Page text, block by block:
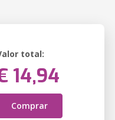
total:
14,94
Comprar